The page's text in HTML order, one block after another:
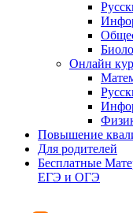
Онлайн
Повышение
Для родителей
Бесплатные
ЕГЭ и ОГЭ